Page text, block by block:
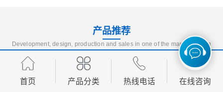
产品推荐
Development, design, production and sales in one of the manufacturing
enterprises
首页 产品分类 热线电话 在线咨询